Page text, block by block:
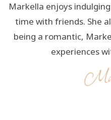
Markella enjoys
time with friends. She
being a romantic,
experiences